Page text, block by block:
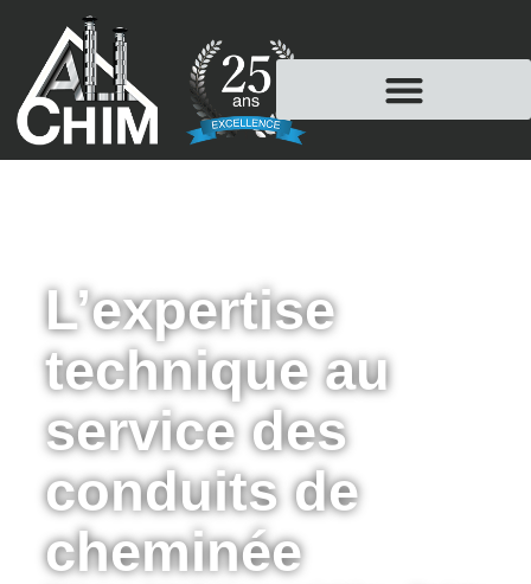
L’expertise
technique au
service des
conduits de
cheminée